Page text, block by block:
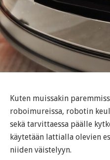
Kuten muissakin
roboimureissa, robotin
sekä tarvittaessa päälle
käytetään lattialla olevien
niiden väistelyyn.